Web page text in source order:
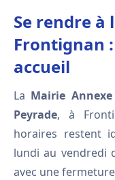
Se rendre à
Frontignan
accueil
La Mairie Annexe
Peyrade, à
horaires restent
lundi au vendredi
avec une